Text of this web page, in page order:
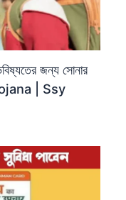
জন্য সোনার
| Ssy